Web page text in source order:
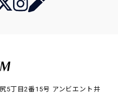
5丁目2番15号 アンビエント井